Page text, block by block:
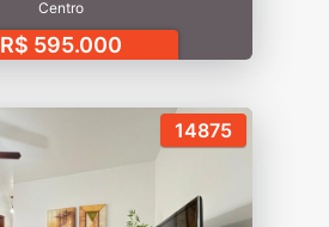
Centro
R$ 595.000
14875